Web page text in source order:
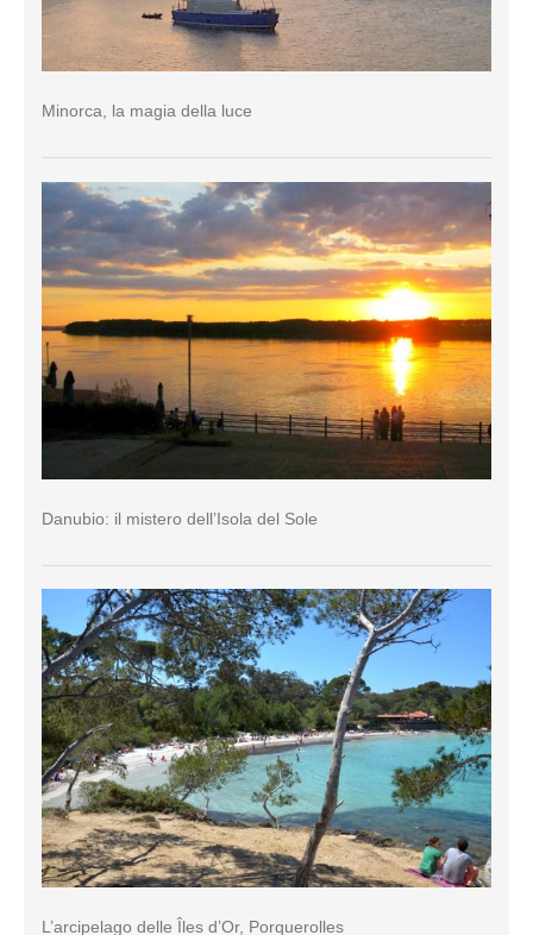
Minorca, la magia della luce
Danubio: il mistero dell’Isola del Sole
L’arcipelago delle Îles d’Or, Porquerolles